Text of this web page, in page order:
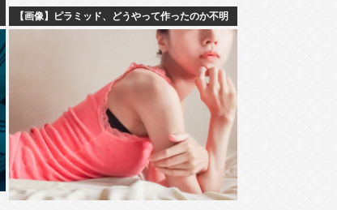
【画像】ピラミッド、どうやって作ったのか不明